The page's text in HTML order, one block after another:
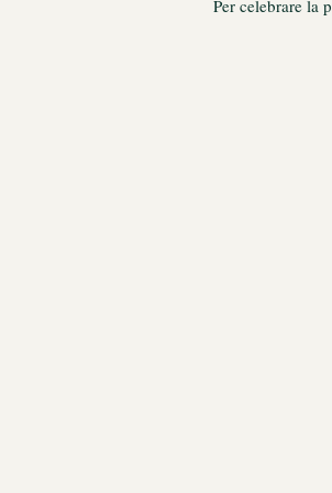
Per celebrare la